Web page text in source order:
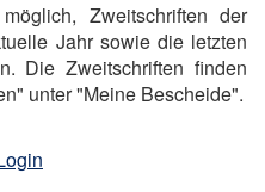
Zweitschriften der
Jahr sowie die letzten
Die Zweitschriften finden
unter "Meine Bescheide".